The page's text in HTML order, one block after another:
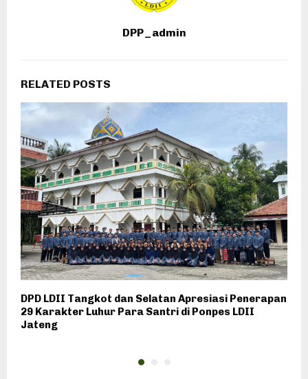
DPP_admin
RELATED POSTS
DPD LDII Tangkot dan Selatan Apresiasi Penerapan
29 Karakter Luhur Para Santri di Ponpes LDII
Jateng